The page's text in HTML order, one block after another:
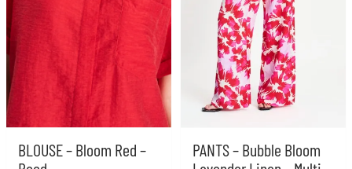
BLOUSE – Bloom Red –
PANTS – Bubble Bloom